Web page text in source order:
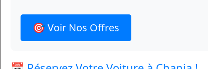
🎯 Voir Nos Offres